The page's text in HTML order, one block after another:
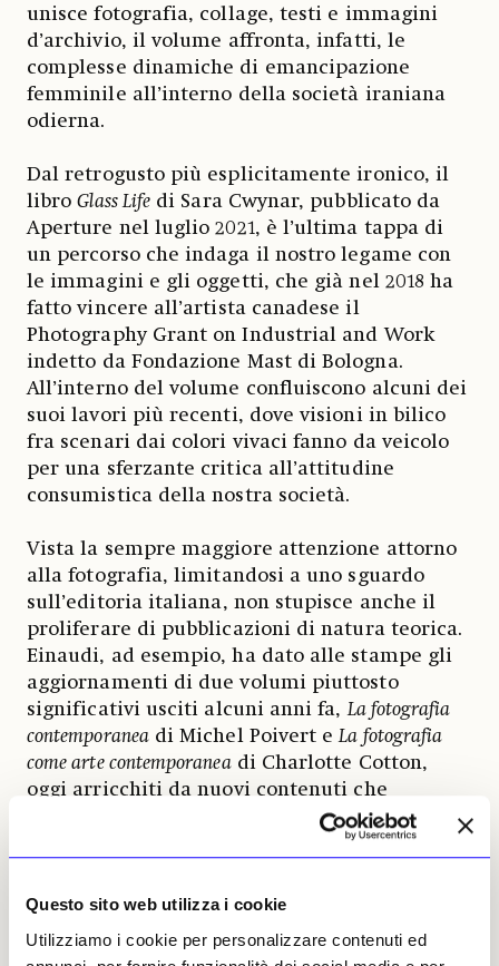
Questo sito web utilizza i cookie
Utilizziamo i cookie per personalizzare contenuti ed
unisce fotografia, collage, testi e immagini
d’archivio, il volume affronta, infatti, le
complesse dinamiche di emancipazione
femminile all’interno della società iraniana
odierna.
Dal retrogusto più esplicitamente ironico, il
libroGlass Life di Sara Cwynar, pubblicato da
Aperture nel luglio 2021, è l’ultima tappa di
un percorso che indaga il nostro legame con
le immagini e gli oggetti, che già nel 2018 ha
fatto vincere all’artista canadese il
Photography Grant on Industrial and Work
indetto da Fondazione Mast di Bologna.
All’interno del volume confluiscono alcuni dei
suoi lavori più recenti, dove visioni in bilico
fra scenari dai colori vivaci fanno da veicolo
per una sferzante critica all’attitudine
consumistica della nostra società.
Vista la sempre maggiore attenzione attorno
alla fotografia, limitandosi a uno sguardo
sull’editoria italiana, non stupisce anche il
proliferare di pubblicazioni di natura teorica.
Einaudi, ad esempio, ha dato alle stampe gli
aggiornamenti di due volumi piuttosto
significativi usciti alcuni anni fa,La fotografia
contemporaneadi Michel Poivert eLa fotografia
come arte contemporaneadi Charlotte Cotton,
oggi arricchiti da nuovi contenuti che
guardano a pratiche degli ultimi decenni.
pubblicato il saggio Perché crediamo alle immagini
interroga sul rapporto tra la fotografia e il